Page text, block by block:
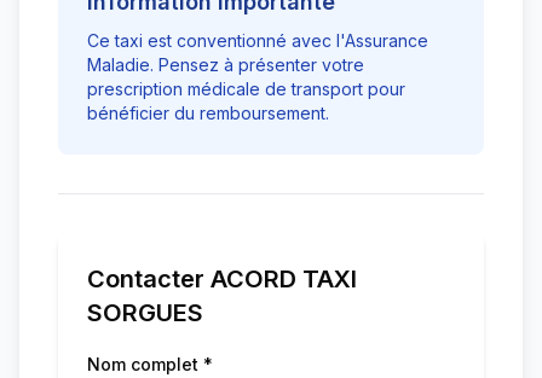
Ce taxi est conventionné avec l'Assurance
Maladie. Pensez à présenter votre
prescription médicale de transport pour
bénéficier du remboursement.
Contacter ACORD TAXI
SORGUES
Nom complet *